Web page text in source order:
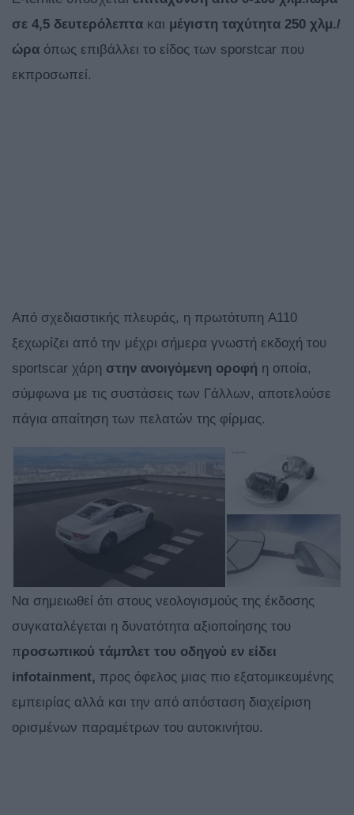
σε 4,5 δευτερόλεπτα και μέγιστη ταχύτητα 250 χλμ./
ώρα όπως επιβάλλει το είδος των sporstcar που
εκπροσωπεί.
Από σχεδιαστικής πλευράς, η πρωτότυπη A110
ξεχωρίζει από την μέχρι σήμερα γνωστή εκδοχή του
sportscar χάρη στην ανοιγόμενη οροφή η οποία,
σύμφωνα με τις συστάσεις των Γάλλων, αποτελούσε
πάγια απαίτηση των πελατών της φίρμας.
Να σημειωθεί ότι στους νεολογισμούς της έκδοσης
συγκαταλέγεται η δυνατότητα αξιοποίησης του
προσωπικού τάμπλετ του οδηγού εν είδει
infotainment, προς όφελος μιας πιο εξατομικευμένης
εμπειρίας αλλά και την από απόσταση διαχείριση
ορισμένων παραμέτρων του αυτοκινήτου.